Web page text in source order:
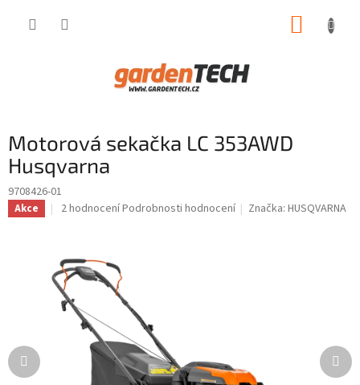
Motorová sekačka LC 353AWD
Husqvarna
9708426-01
Akce
Průměrné
5,0
z
5
hvězdiček.
2 hodnoceníPodrobnosti hodnocení Značka:HUSQVARNA